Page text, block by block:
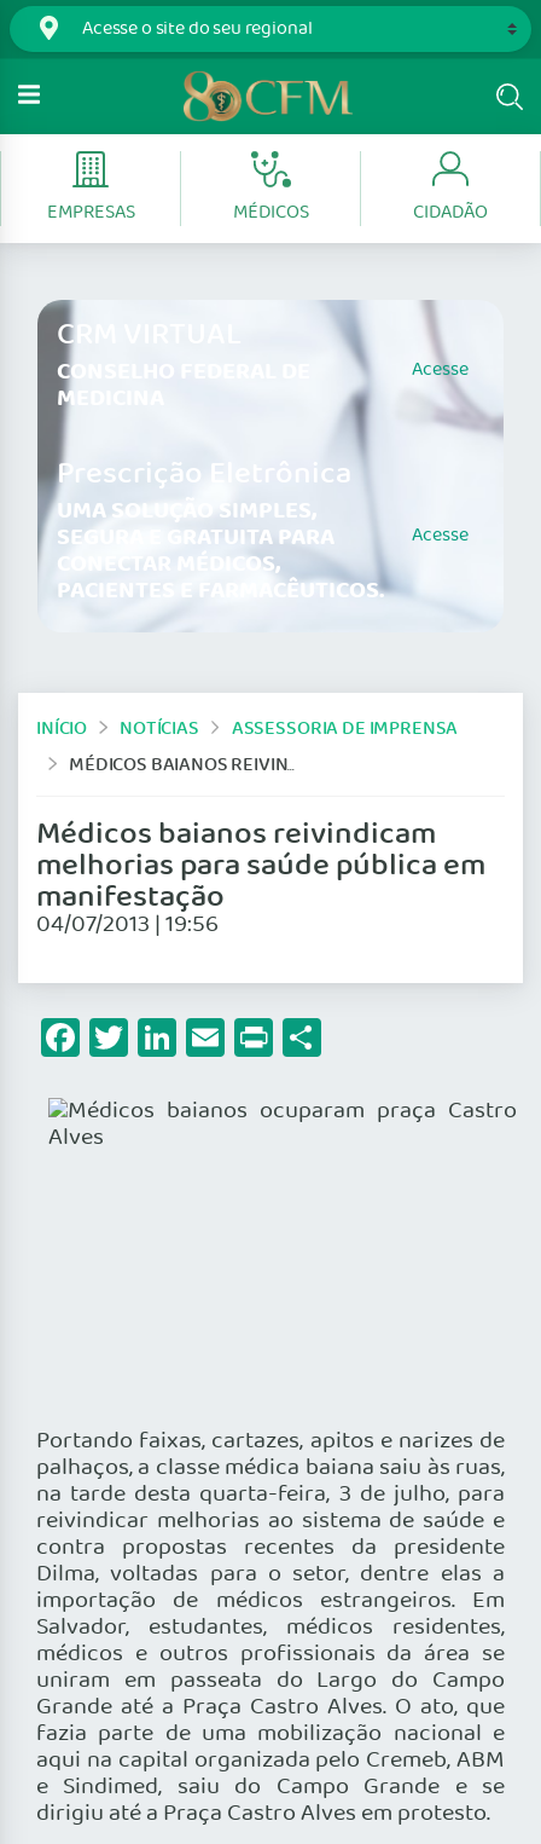
EMPRESAS MÉDICOS CIDADÃO
CRM VIRTUAL
CONSELHO FEDERAL DE
MEDICINA
Acesse
Prescrição Eletrônica
UMA SOLUÇÃO SIMPLES,
SEGURA E GRATUITA PARA
CONECTAR MÉDICOS,
PACIENTES E FARMACÊUTICOS.
Acesse
INÍCIO NOTÍCIAS
ASSESSORIA DE IMPRENSA
MÉDICOS BAIANOS REIVINDICAM MELHORIAS PARA SAÚDE PÚBLICA EM MANIFESTAÇÃO
Médicos baianos reivindicam
melhorias para saúde pública em
manifestação
04/07/2013 | 19:56
Facebook
Twitter
LinkedIn
Email
Print
Portando faixas, cartazes, apitos e narizes de
palhaços, a classe médica baiana saiu às ruas,
na tarde desta quarta-feira, 3 de julho, para
reivindicar melhorias ao sistema de saúde e
contra propostas recentes da presidente
Dilma, voltadas para o setor, dentre elas a
importação de médicos estrangeiros. Em
Salvador, estudantes, médicos residentes,
médicos e outros profissionais da área se
uniram em passeata do Largo do Campo
Grande até a Praça Castro Alves. O ato, que
fazia parte de uma mobilização nacional e
aqui na capital organizada pelo Cremeb, ABM
e Sindimed, saiu do Campo Grande e se
dirigiu até a Praça Castro Alves em protesto.